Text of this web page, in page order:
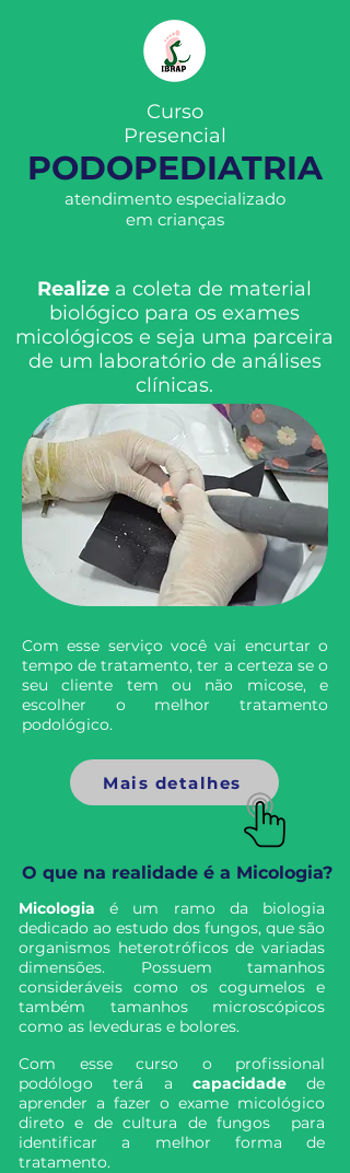
Curso
Presencial
PODOPEDIATRIA
atendimento especializado
em crianças
Realize a coleta de material
biológico para os exames
micológicos e seja uma parceira
de um laboratório de análises
clínicas.
Com esse serviço você vai encurtar o
tempo de tratamento, ter a certeza se o
seu cliente tem ou não micose, e
escolher o melhor tratamento
podológico.
Mais detalhes
O que na realidade é a Micologia?
Micologiaé um ramo da biologia
dedicado ao estudo dos fungos, que são
organismos heterotróficos de variadas
dimensões. Possuem tamanhos
consideráveis como os cogumelos e
também tamanhos microscópicos
como as leveduras e bolores.
Com esse curso o profissional
podólogo terá a capacidadede
aprender a fazer o exame micológico
direto e de cultura de fungos para
identificar a melhor forma de
tratamento.